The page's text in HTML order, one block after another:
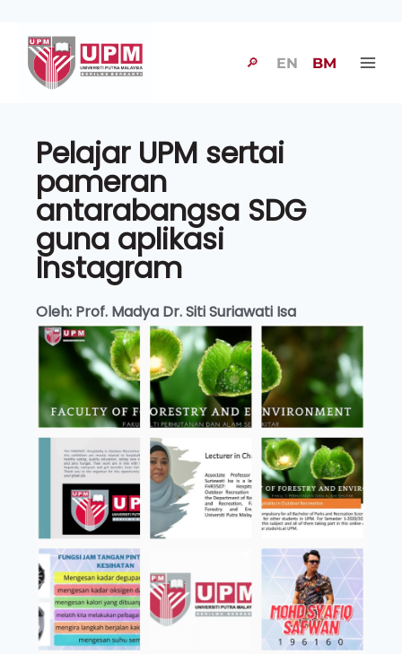
🔎 EN BM
Pelajar UPM sertai
pameran
antarabangsa SDG
guna aplikasi
Instagram
Oleh: Prof. Madya Dr. Siti Suriawati Isa